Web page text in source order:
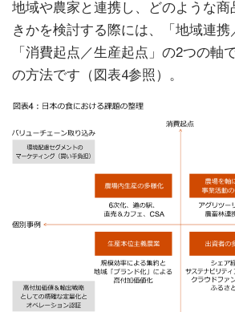
地域や農家と連携し、どのような
きかを検討する際には、「地域連携
「消費起点／生産起点」の2つの軸
の方法です（図表4参照）。